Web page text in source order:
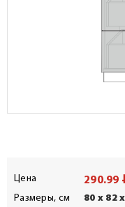
Цена 290.99
Размеры, см 80 x 82